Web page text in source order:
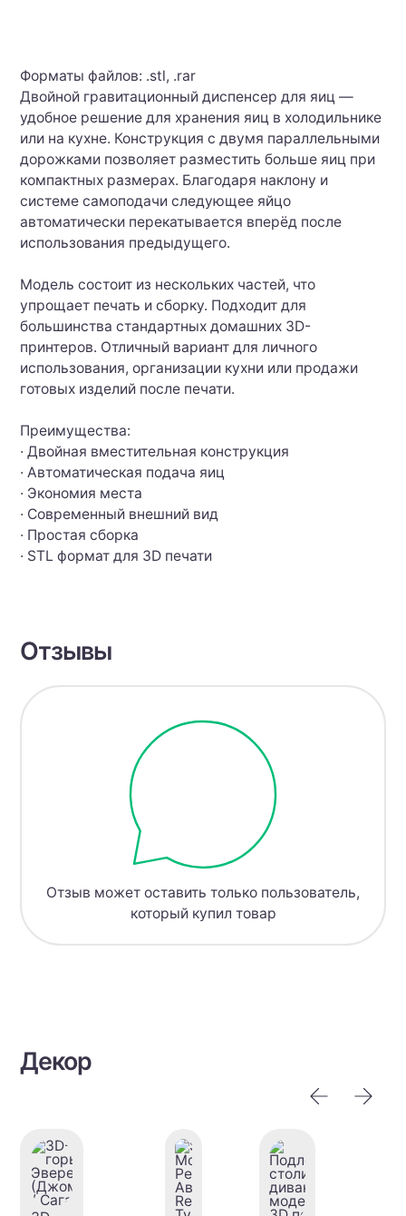
Форматы файлов: .stl, .rar
Двойной гравитационный диспенсер для яиц —
удобное решение для хранения яиц в холодильнике
или на кухне. Конструкция с двумя параллельными
дорожками позволяет разместить больше яиц при
компактных размерах. Благодаря наклону и
системе самоподачи следующее яйцо
автоматически перекатывается вперёд после
использования предыдущего.
Модель состоит из нескольких частей, что
упрощает печать и сборку. Подходит для
большинства стандартных домашних 3D-
принтеров. Отличный вариант для личного
использования, организации кухни или продажи
готовых изделий после печати.
Преимущества:
· Двойная вместительная конструкция
· Автоматическая подача яиц
· Экономия места
· Современный внешний вид
· Простая сборка
· STL формат для 3D печати
Отзывы
Отзыв может оставить только пользователь,
который купил товар
Декор